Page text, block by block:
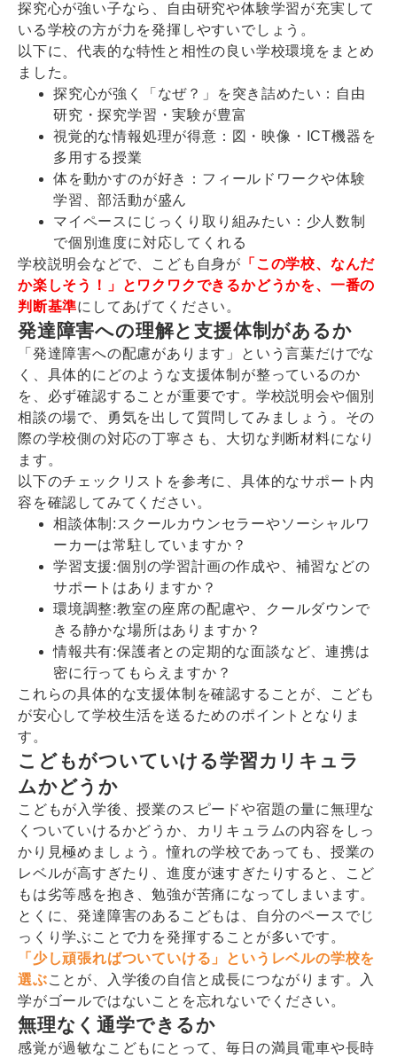
探究心が強い子なら、自由研究や体験学習が充実して
いる学校の方が力を発揮しやすいでしょう。
以下に、代表的な特性と相性の良い学校環境をまとめ
ました。
探究心が強く「なぜ？」を突き詰めたい：自由
研究・探究学習・実験が豊富
視覚的な情報処理が得意：図・映像・ICT機器を
多用する授業
体を動かすのが好き：フィールドワークや体験
学習、部活動が盛ん
マイペースにじっくり取り組みたい：少人数制
で個別進度に対応してくれる
学校説明会などで、こども自身が 「この学校、なんだ
か楽しそう！」とワクワクできるかどうかを、一番の
判断基準にしてあげてください。
発達障害への理解と支援体制があるか
「発達障害への配慮があります」という言葉だけでな
く、具体的にどのような支援体制が整っているのか
を、必ず確認することが重要です。学校説明会や個別
相談の場で、勇気を出して質問してみましょう。その
際の学校側の対応の丁寧さも、大切な判断材料になり
ます。
以下のチェックリストを参考に、具体的なサポート内
容を確認してみてください。
相談体制:スクールカウンセラーやソーシャルワ
ーカーは常駐していますか？
学習支援:個別の学習計画の作成や、補習などの
サポートはありますか？
環境調整:教室の座席の配慮や、クールダウンで
きる静かな場所はありますか？
情報共有:保護者との定期的な面談など、連携は
密に行ってもらえますか？
これらの具体的な支援体制を確認することが、こども
が安心して学校生活を送るためのポイントとなりま
す。
こどもがついていける学習カリキュラ
ムかどうか
こどもが入学後、授業のスピードや宿題の量に無理な
くついていけるかどうか、カリキュラムの内容をしっ
かり見極めましょう。憧れの学校であっても、授業の
レベルが高すぎたり、進度が速すぎたりすると、こど
もは劣等感を抱き、勉強が苦痛になってしまいます。
とくに、発達障害のあるこどもは、自分のペースでじ
っくり学ぶことで力を発揮することが多いです。
「少し頑張ればついていける」というレベルの学校を
選ぶことが、入学後の自信と成長につながります。入
学がゴールではないことを忘れないでください。
無理なく通学できるか
感覚が過敏なこどもにとって、毎日の満員電車や長時